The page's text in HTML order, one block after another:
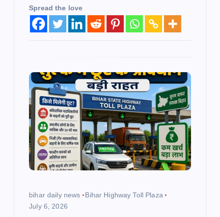
Spread the love
bihar daily news
Bihar Highway Toll Plaza
July 6, 2026